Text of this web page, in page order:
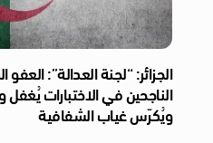
الجزائر: “لجنة العدالة”:
الناجحين في الاختبارات
ويُكرّس غياب الشفافية